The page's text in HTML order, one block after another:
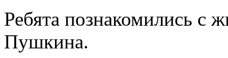
Ребята познакомились с
Пушкина.